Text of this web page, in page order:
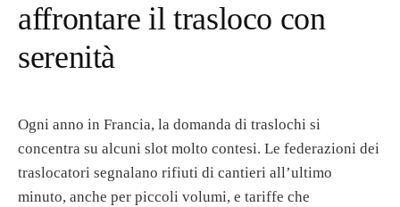
affrontare il trasloco con
serenità
Ogni anno in Francia, la domanda di traslochi si
concentra su alcuni slot molto contesi. Le federazioni dei
traslocatori segnalano rifiuti di cantieri all’ultimo
minuto, anche per piccoli volumi, e tariffe che